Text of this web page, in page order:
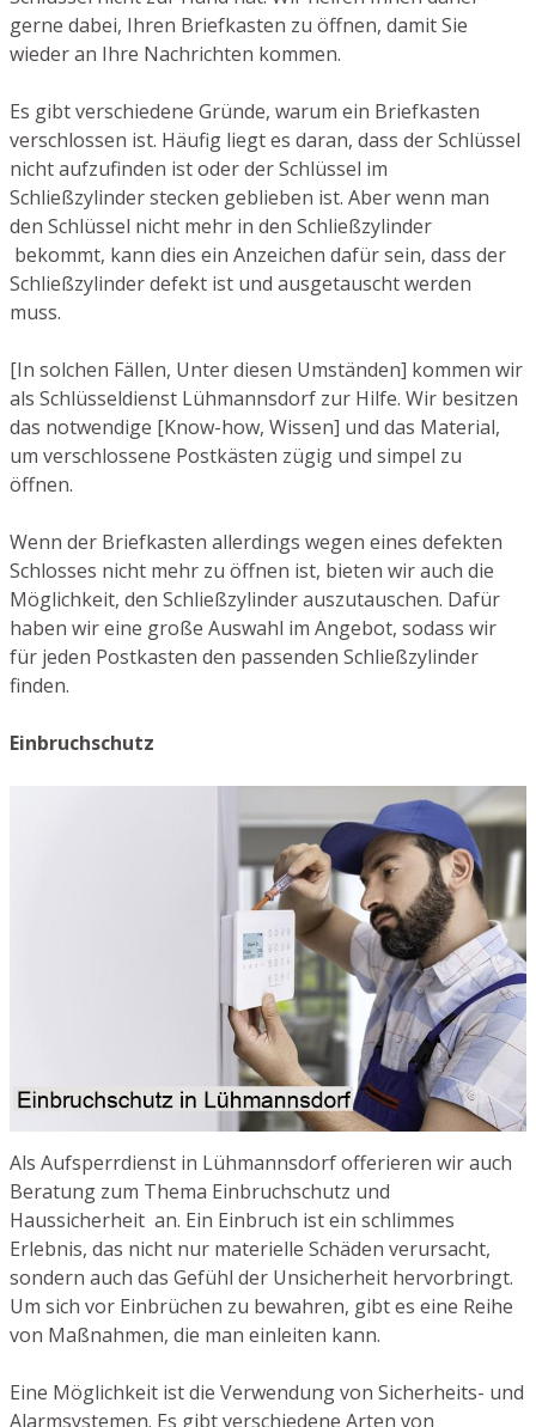
gerne dabei, Ihren Briefkasten zu öffnen, damit Sie
wieder an Ihre Nachrichten kommen.
Es gibt verschiedene Gründe, warum ein Briefkasten
verschlossen ist. Häufig liegt es daran, dass der Schlüssel
nicht aufzufinden ist oder der Schlüssel im
Schließzylinder stecken geblieben ist. Aber wenn man
den Schlüssel nicht mehr in den Schließzylinder
bekommt, kann dies ein Anzeichen dafür sein, dass der
Schließzylinder defekt ist und ausgetauscht werden
muss.
[In solchen Fällen, Unter diesen Umständen] kommen wir
als Schlüsseldienst Lühmannsdorf zur Hilfe. Wir besitzen
das notwendige [Know-how, Wissen] und das Material,
um verschlossene Postkästen zügig und simpel zu
öffnen.
Wenn der Briefkasten allerdings wegen eines defekten
Schlosses nicht mehr zu öffnen ist, bieten wir auch die
Möglichkeit, den Schließzylinder auszutauschen. Dafür
haben wir eine große Auswahl im Angebot, sodass wir
für jeden Postkasten den passenden Schließzylinder
finden.
Einbruchschutz
Als Aufsperrdienst in Lühmannsdorf offerieren wir auch
Beratung zum Thema Einbruchschutz und
Haussicherheit an. Ein Einbruch ist ein schlimmes
Erlebnis, das nicht nur materielle Schäden verursacht,
sondern auch das Gefühl der Unsicherheit hervorbringt.
Um sich vor Einbrüchen zu bewahren, gibt es eine Reihe
von Maßnahmen, die man einleiten kann.
Eine Möglichkeit ist die Verwendung von Sicherheits- und
Alarmsystemen. Es gibt verschiedene Arten von